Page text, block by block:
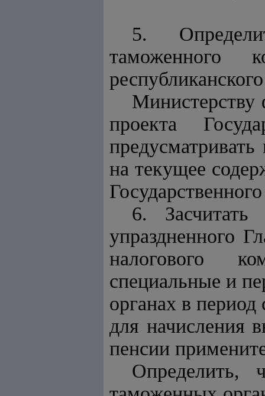
5.
таможенного
Министерству
проекта
на текущее
6. Засчитать
упраздненного
налогового
специальные и
органах в
для начисления
пенсии
Определить,